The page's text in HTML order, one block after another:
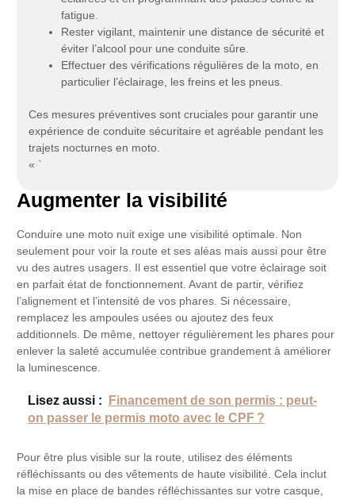
fatigue.
Rester vigilant, maintenir une distance de sécurité et
éviter l’alcool pour une conduite sûre.
Effectuer des vérifications régulières de la moto, en
particulier l’éclairage, les freins et les pneus.
Ces mesures préventives sont cruciales pour garantir une
expérience de conduite sécuritaire et agréable pendant les
trajets nocturnes en moto.
« `
Augmenter la visibilité
Conduire une moto nuit exige une visibilité optimale. Non
seulement pour voir la route et ses aléas mais aussi pour être
vu des autres usagers. Il est essentiel que votre éclairage soit
en parfait état de fonctionnement. Avant de partir, vérifiez
l’alignement et l’intensité de vos phares. Si nécessaire,
remplacez les ampoules usées ou ajoutez des feux
additionnels. De même, nettoyer régulièrement les phares pour
enlever la saleté accumulée contribue grandement à améliorer
la luminescence.
Lisez aussi :
Financement de son permis : peut-
on passer le permis moto avec le CPF ?
Pour être plus visible sur la route, utilisez des éléments
réfléchissants ou des vêtements de haute visibilité. Cela inclut
la mise en place de bandes réfléchissantes sur votre casque,